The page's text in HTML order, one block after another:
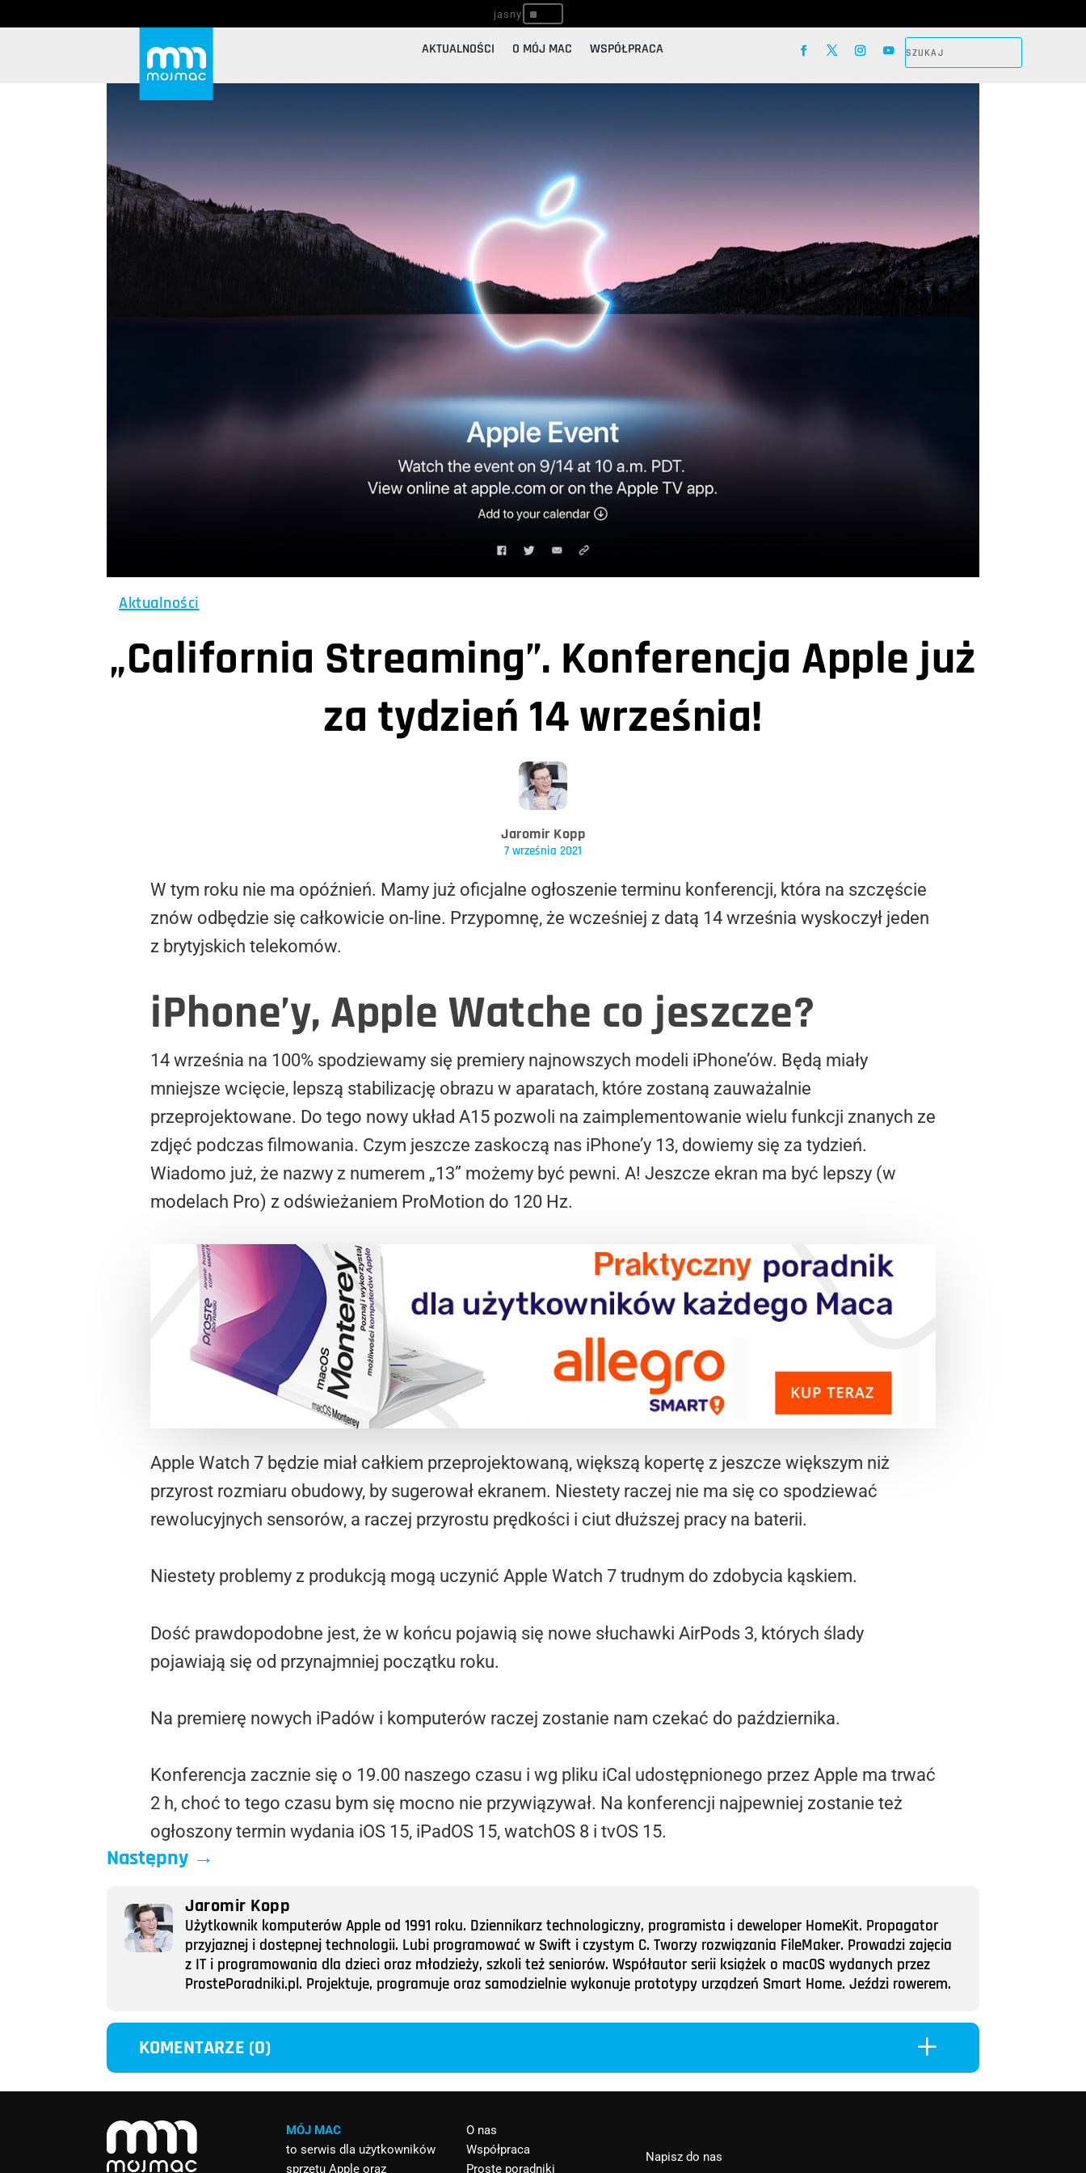
^
AKTUALNOŚCI O MÓJ MAC WSPÓŁPRACA
Aktualności
„California Streaming”. Konferencja Apple już
za tydzień 14 września!
Jaromir Kopp
7 września 2021
W tym roku nie ma opóźnień. Mamy już oficjalne ogłoszenie terminu konferencji, która na szczęście
znów odbędzie się całkowicie on-line. Przypomnę, że wcześniej z datą 14 września wyskoczył jeden
z brytyjskich telekomów.
iPhone’y, Apple Watche co jeszcze?
14 września na 100% spodziewamy się premiery najnowszych modeli iPhone’ów. Będą miały
mniejsze wcięcie, lepszą stabilizację obrazu w aparatach, które zostaną zauważalnie
przeprojektowane. Do tego nowy układ A15 pozwoli na zaimplementowanie wielu funkcji znanych ze
zdjęć podczas filmowania. Czym jeszcze zaskoczą nas iPhone’y 13, dowiemy się za tydzień.
Wiadomo już, że nazwy z numerem „13” możemy być pewni. A! Jeszcze ekran ma być lepszy (w
modelach Pro) z odświeżaniem ProMotion do 120 Hz.
Apple Watch 7 będzie miał całkiem przeprojektowaną, większą kopertę z jeszcze większym niż
przyrost rozmiaru obudowy, by sugerował ekranem. Niestety raczej nie ma się co spodziewać
rewolucyjnych sensorów, a raczej przyrostu prędkości i ciut dłuższej pracy na baterii.
Niestety problemy z produkcją mogą uczynić Apple Watch 7 trudnym do zdobycia kąskiem.
Dość prawdopodobne jest, że w końcu pojawią się nowe słuchawki AirPods 3, których ślady
pojawiają się od przynajmniej początku roku.
Na premierę nowych iPadów i komputerów raczej zostanie nam czekać do października.
Konferencja zacznie się o 19.00 naszego czasu i wg pliku iCal udostępnionego przez Apple ma trwać
2 h, choć to tego czasu bym się mocno nie przywiązywał. Na konferencji najpewniej zostanie też
ogłoszony termin wydania iOS 15, iPadOS 15, watchOS 8 i tvOS 15.
Następny →
Jaromir Kopp
Użytkownik komputerów Apple od 1991 roku. Dziennikarz technologiczny, programista i deweloper HomeKit. Propagator
przyjaznej i dostępnej technologii. Lubi programować w Swift i czystym C. Tworzy rozwiązania FileMaker. Prowadzi zajęcia
z IT i programowania dla dzieci oraz młodzieży, szkoli też seniorów. Współautor serii książek o macOS wydanych przez
ProstePoradniki.pl. Projektuje, programuje oraz samodzielnie wykonuje prototypy urządzeń Smart Home. Jeździ rowerem.
KOMENTARZE (0) L
MÓJ MAC
to serwis dla użytkowników
sprzętu Apple oraz
O nas
Współpraca
Proste poradniki
Napisz do nas